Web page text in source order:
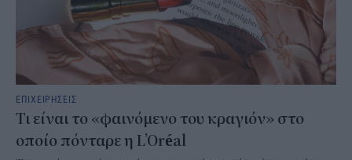
ΕΠΙΧΕΙΡΗΣΕΙΣ
Τι είναι το «φαινόμενο του κραγιόν» στο
οποίο πόνταρε η L’Oréal